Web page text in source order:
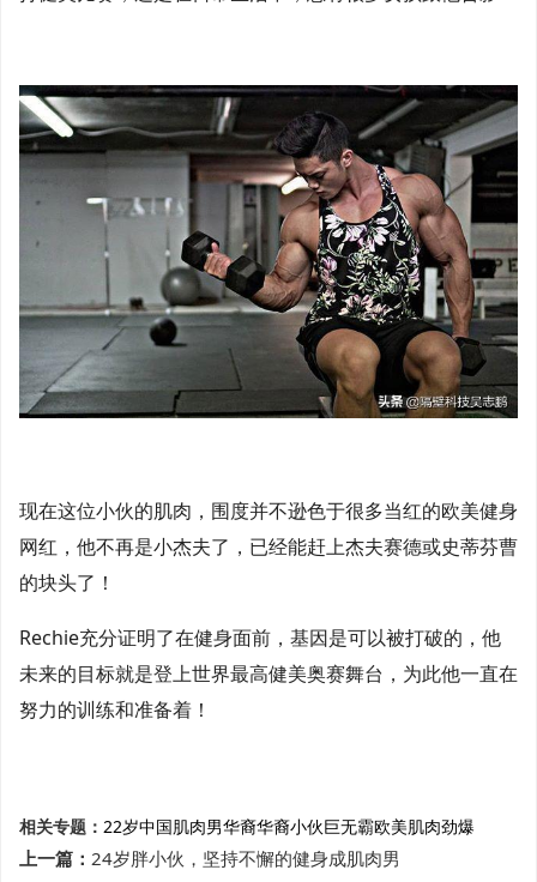
现在这位小伙的肌肉，围度并不逊色于很多当红的欧美健身
网红，他不再是小杰夫了，已经能赶上杰夫赛德或史蒂芬曹
的块头了！
Rechie充分证明了在健身面前，基因是可以被打破的，他
未来的目标就是登上世界最高健美奥赛舞台，为此他一直在
努力的训练和准备着！
相关专题： 22岁中国肌肉男华裔华裔小伙巨无霸欧美肌肉劲爆
上一篇： 24岁胖小伙，坚持不懈的健身成肌肉男